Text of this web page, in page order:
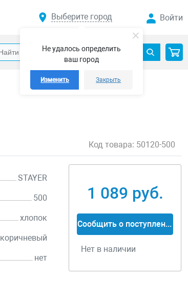
Не удалось определить
ваш город
Изменить Закрыть
Выберите город Войти
Код товара: 50120-500
STAYER
500
хлопок
коричневый
нет
1 089 руб.
Сообщить о поступлении
Нет в наличии